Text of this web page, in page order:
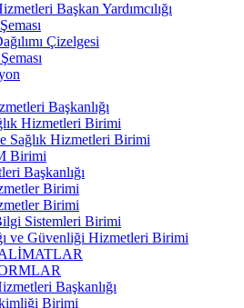
Başkan Yardımcılığı
Çizelgesi
Başkanlığı
Hizmetleri Birimi
Sağlık Hizmetleri Birimi
Birimi
Başkanlığı
Birimi
Birimi
Sistemleri Birimi
ve Güvenliği Hizmetleri Birimi
Başkanlığı
Birimi